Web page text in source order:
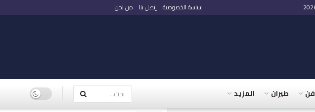
سياسة الخصوصية إتصل بنا من نحن
فن طيران المزيد